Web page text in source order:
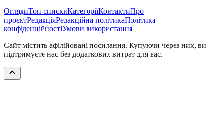
ОглядиТоп-спискиКатегоріїКонтактиПро
проєктРедакціяРедакційна політикаПолітика
конфіденційностіУмови використання
Сайт містить афілійовані посилання. Купуючи через них, ви
підтримуєте нас без додаткових витрат для вас.